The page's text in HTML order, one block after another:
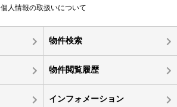
個人情報の取扱いについて
物件検索
物件閲覧履歴
インフォメーション